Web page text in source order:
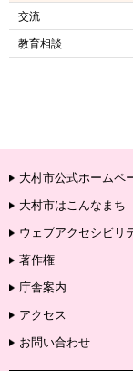
交流
教育相談
大村市公式ホームペ
大村市はこんなまち
ウェブアクセシビリ
著作権
庁舎案内
アクセス
お問い合わせ